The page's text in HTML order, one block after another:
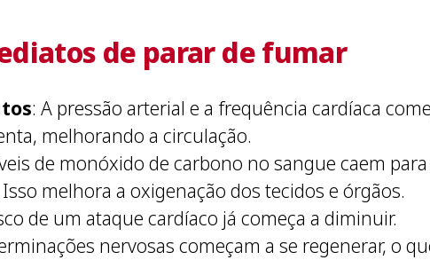
de parar de fumar
: A pressão arterial e a frequência cardíaca
melhorando a circulação.
de monóxido de carbono no sangue caem
melhora a oxigenação dos tecidos e órgãos.
de um ataque cardíaco já começa a diminuir.
nervosas começam a se regenerar, o